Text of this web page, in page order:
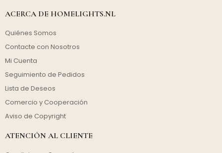
ACERCA DE HOMELIGHTS.NL
Quiénes Somos
Contacte con Nosotros
Mi Cuenta
Seguimiento de Pedidos
Lista de Deseos
Comercio y Cooperación
Aviso de Copyright
ATENCIÓN AL CLIENTE